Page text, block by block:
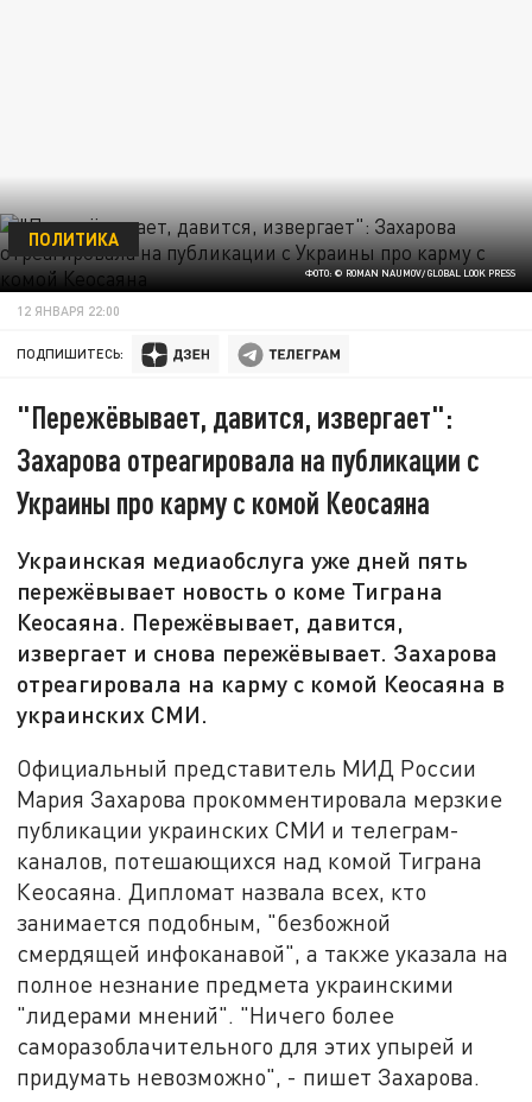
ФОТО: © ROMAN NAUMOV/ GLOBAL LOOK PRESS
ПОЛИТИКА
12 ЯНВАРЯ 22:00
ПОДПИШИТЕСЬ:
"Пережёвывает, давится, извергает":
Захарова отреагировала на публикации с
Украины про карму с комой Кеосаяна
Украинская медиаобслуга уже дней пять
пережёвывает новость о коме Тиграна
Кеосаяна. Пережёвывает, давится,
извергает и снова пережёвывает. Захарова
отреагировала на карму с комой Кеосаяна в
украинских СМИ.
Официальный представитель МИД России
Мария Захарова прокомментировала мерзкие
публикации украинских СМИ и телеграм-
каналов, потешающихся над комой Тиграна
Кеосаяна. Дипломат назвала всех, кто
занимается подобным, "безбожной
смердящей инфоканавой", а также указала на
полное незнание предмета украинскими
"лидерами мнений". "Ничего более
саморазоблачительного для этих упырей и
придумать невозможно", - пишет Захарова.